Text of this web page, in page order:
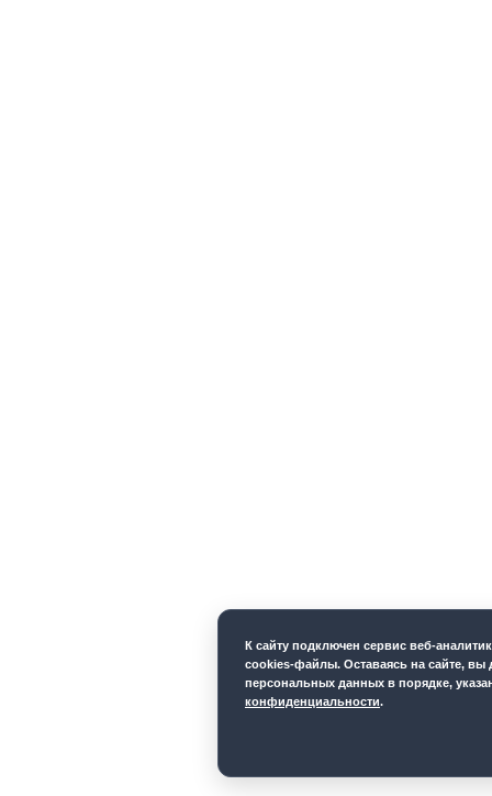
К cайту подключен сервис веб-
cookies-файлы. Оставаясь на сайте, вы
персональных данных в порядке,
конфиденциальности.